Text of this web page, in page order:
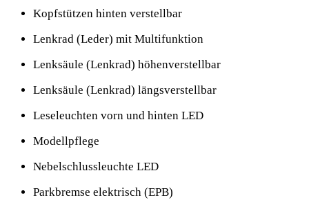
Kopfstützen hinten verstellbar
Lenkrad (Leder) mit Multifunktion
Lenksäule (Lenkrad) höhenverstellbar
Lenksäule (Lenkrad) längsverstellbar
Leseleuchten vorn und hinten LED
Modellpflege
Nebelschlussleuchte LED
Parkbremse elektrisch (EPB)